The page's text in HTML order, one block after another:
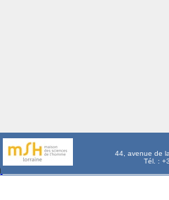
44, avenue de
Tél. :